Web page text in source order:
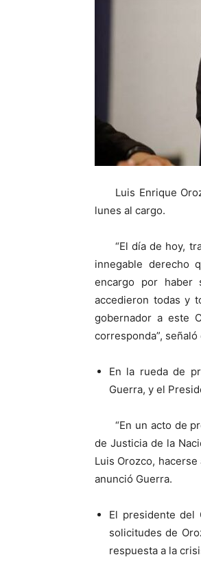
Luis Enrique
lunes al cargo.
“El día de hoy,
innegable derecho
encargo por haber
accedieron todas y
gobernador a este
corresponda”, señaló
En la rueda de
Guerra, y el
“En un acto de
de Justicia de la
Luis Orozco,
anunció Guerra.
El presidente del
solicitudes de
respuesta a la